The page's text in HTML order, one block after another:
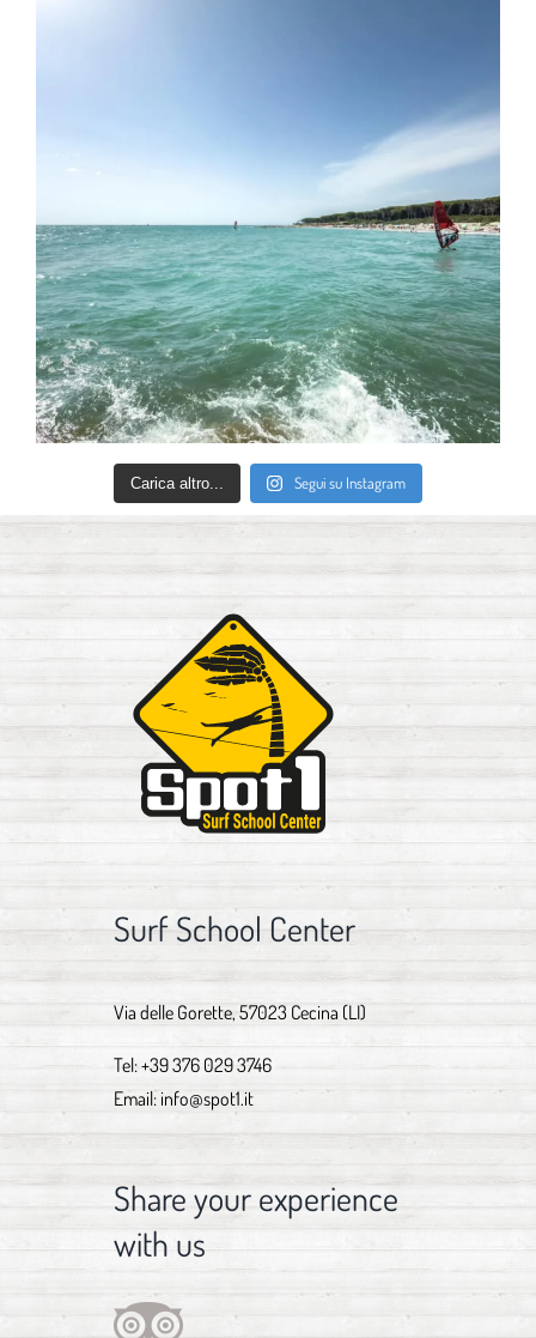
Carica altro... Segui su Instagram
Surf School Center
Via delle Gorette, 57023 Cecina (LI)
Tel:+39 376 029 3746
Email: info@spot1.it
Share your experience
with us